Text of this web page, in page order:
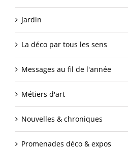
Jardin
La déco par tous les sens
Messages au fil de l'année
Métiers d'art
Nouvelles & chroniques
Promenades déco & expos